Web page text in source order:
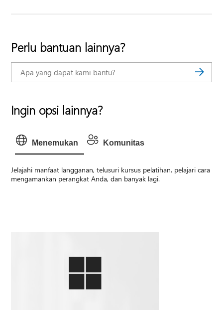
Perlu bantuan lainnya?
Ingin opsi lainnya?
Menemukan Komunitas
Jelajahi manfaat langganan, telusuri kursus pelatihan, pelajari cara
mengamankan perangkat Anda, dan banyak lagi.